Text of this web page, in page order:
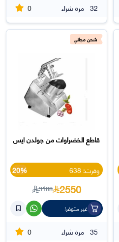
32 مرة شراء 0
شحن مجاني
قاطع الخضراوات من جولدن ايس
وفرت: 638 20%
2550
3188
غير متوفر!
35 مرة شراء 0